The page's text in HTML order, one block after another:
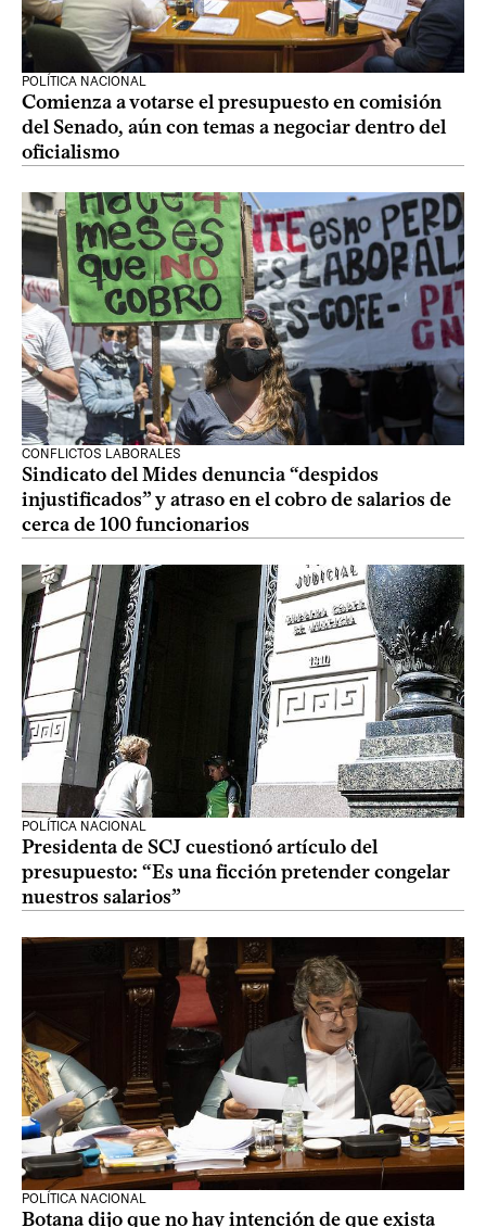
POLÍTICA NACIONAL
Comienza a votarse el presupuesto en comisión
del Senado, aún con temas a negociar dentro del
oficialismo
CONFLICTOS LABORALES
Sindicato del Mides denuncia “despidos
injustificados” y atraso en el cobro de salarios de
cerca de 100 funcionarios
POLÍTICA NACIONAL
Presidenta de SCJ cuestionó artículo del
presupuesto: “Es una ficción pretender congelar
nuestros salarios”
POLÍTICA NACIONAL
Botana dijo que no hay intención de que exista